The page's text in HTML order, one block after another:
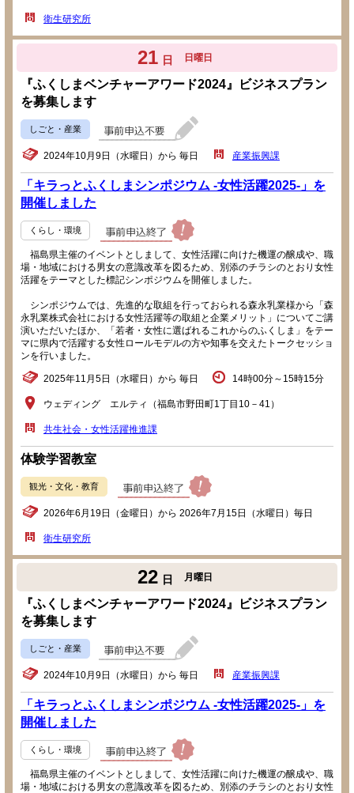
衛生研究所
21 日 日曜日
『ふくしまベンチャーアワード2024』ビジネスプラン
を募集します
しごと・産業
2024年10月9日（水曜日）から 毎日 産業振興課
「キラっとふくしまシンポジウム -女性活躍2025-」を
開催しました
くらし・環境
福島県主催のイベントとしまして、女性活躍に向けた機運の醸成や、職
場・地域における男女の意識改革を図るため、別添のチラシのとおり女性
活躍をテーマとした標記シンポジウムを開催しました。
シンポジウムでは、先進的な取組を行っておられる森永乳業様から「森
永乳業株式会社における女性活躍等の取組と企業メリット」についてご講
演いただいたほか、「若者・女性に選ばれるこれからのふくしま」をテー
マに県内で活躍する女性ロールモデルの方や知事を交えたトークセッショ
ンを行いました。
2025年11月5日（水曜日）から 毎日 14時00分～15時15分
ウェディング エルティ（福島市野田町1丁目10－41）
共生社会・女性活躍推進課
体験学習教室
観光・文化・教育
2026年6月19日（金曜日）から 2026年7月15日（水曜日）毎日
衛生研究所
22 日 月曜日
『ふくしまベンチャーアワード2024』ビジネスプラン
を募集します
しごと・産業
2024年10月9日（水曜日）から 毎日 産業振興課
「キラっとふくしまシンポジウム -女性活躍2025-」を
開催しました
くらし・環境
福島県主催のイベントとしまして、女性活躍に向けた機運の醸成や、職
場・地域における男女の意識改革を図るため、別添のチラシのとおり女性